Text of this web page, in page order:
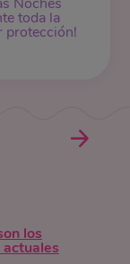
toda la
protección!
los